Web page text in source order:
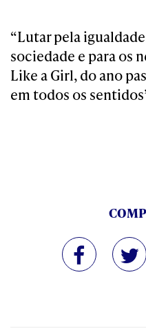
“Lutar pela
sociedade e para os
Like a Girl, do ano
em todos os